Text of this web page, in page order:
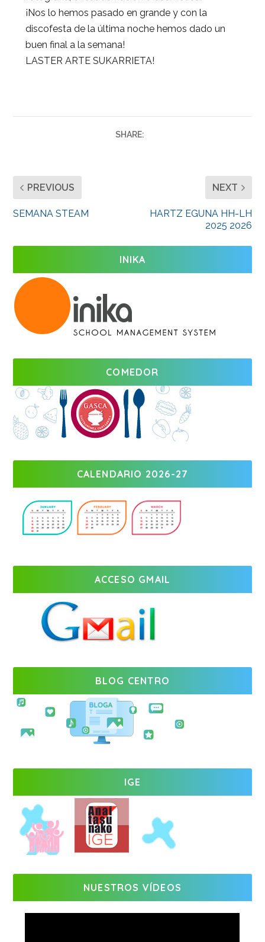
¡Nos lo hemos pasado en grande y con la
discofesta de la última noche hemos dado un
buen final a la semana!
LASTER ARTE SUKARRIETA!
SHARE:
PREVIOUS
SEMANA STEAM
NEXT
HARTZ EGUNA HH-LH
2025 2026
INIKA
COMEDOR
CALENDARIO 2026-27
ACCESO GMAIL
BLOG CENTRO
IGE
NUESTROS VÍDEOS